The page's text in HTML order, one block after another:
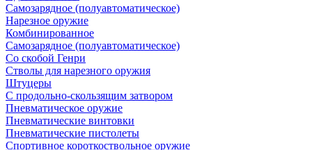
Самозарядное (полуавтоматическое)
Нарезное оружие
Комбинированное
Самозарядное (полуавтоматическое)
Со скобой Генри
Стволы для нарезного оружия
Штуцеры
С продольно-скользящим затвором
Пневматическое оружие
Пневматические винтовки
Пневматические пистолеты
Спортивное короткоствольное оружие